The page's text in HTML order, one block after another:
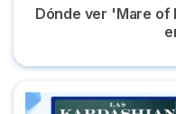
Dónde ver 'Mare of
Dónde ver ‘Las